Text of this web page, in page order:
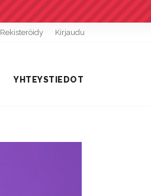
Rekisteröidy Kirjaudu
YHTEYSTIEDOT